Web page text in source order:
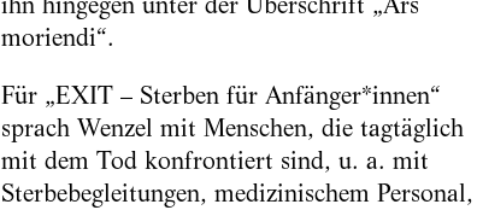
moriendi“.
Für „EXIT – Sterben für Anfänger*innen“
sprach Wenzel mit Menschen, die tagtäglich
mit dem Tod konfrontiert sind, u. a. mit
Sterbebegleitungen, medizinischem Personal,